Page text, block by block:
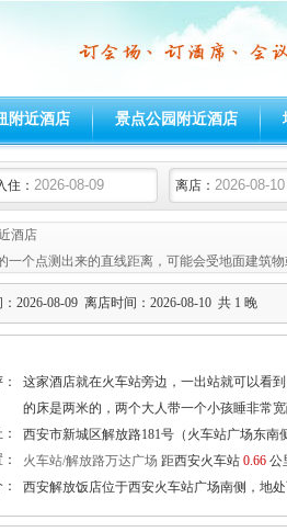
附近酒店 景点公园附近酒店
住： 离店：
酒店
一个点测出来的直线距离，可能会受地面建筑
：2026-08-09 离店时间：2026-08-10 共 1 晚
这家酒店就在火车站旁边，一出站就可以看
的床是两米的，两个大人带一个小孩睡非常
西安市新城区解放路181号（火车站广场东南
火车站/解放路万达广场 距西安火车站 0.66 公
西安解放饭店位于西安火车站广场南侧，地